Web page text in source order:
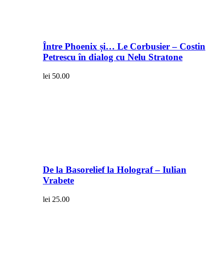
Între Phoenix și… Le Corbusier – Costin
Petrescu în dialog cu Nelu Stratone
lei 50.00
De la Basorelief la Holograf – Iulian
Vrabete
lei 25.00